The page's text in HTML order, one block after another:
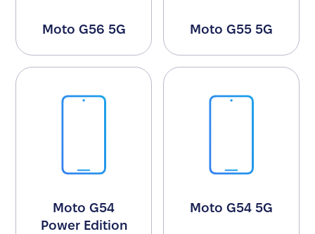
Moto G56 5G Moto G55 5G
Moto G54
Power Edition
Moto G54 5G